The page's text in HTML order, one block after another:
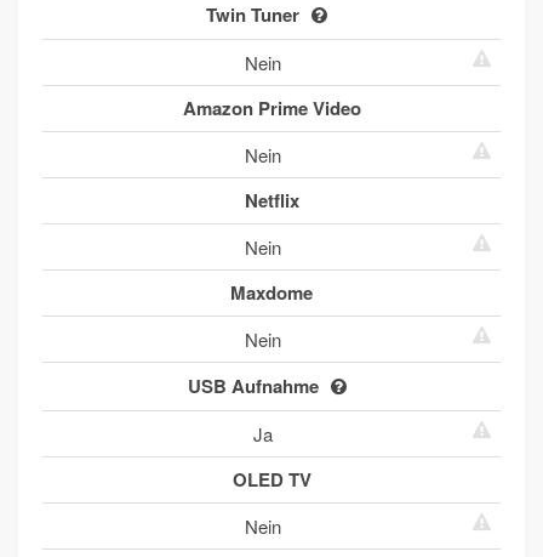
Twin Tuner
Nein
Amazon Prime Video
Nein
Netflix
Nein
Maxdome
Nein
USB Aufnahme
Ja
OLED TV
Nein